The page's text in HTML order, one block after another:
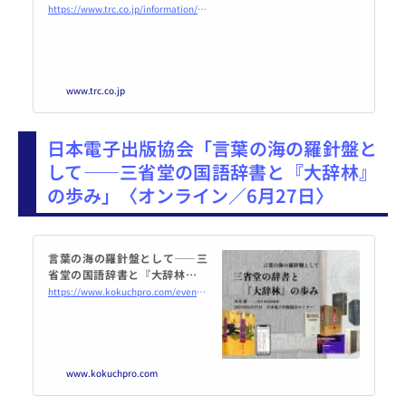
https://www.trc.co.jp/information/240626_summit.html
www.trc.co.jp
日本電子出版協会「言葉の海の羅針盤と
して――三省堂の国語辞書と『大辞林』
の歩み」〈オンライン／6月27日〉
言葉の海の羅針盤として――三
省堂の国語辞書と『大辞林』の
歩み 2024年6月27日（オンライ
https://www.kokuchpro.com/event/20240627/
www.kokuchpro.com